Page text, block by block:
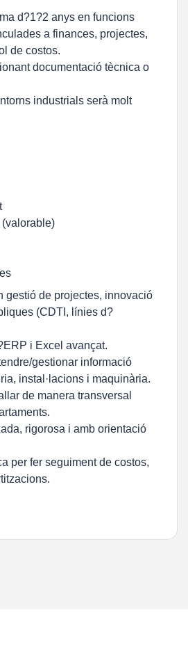
d?1?2 anys en funcions
a finances, projectes,
de costos.
documentació tècnica o
industrials serà molt
gestió de projectes, innovació
(CDTI, línies d?
i Excel avançat.
gestionar informació
instal·lacions i maquinària.
de manera transversal
rigorosa i amb orientació
per fer seguiment de costos,